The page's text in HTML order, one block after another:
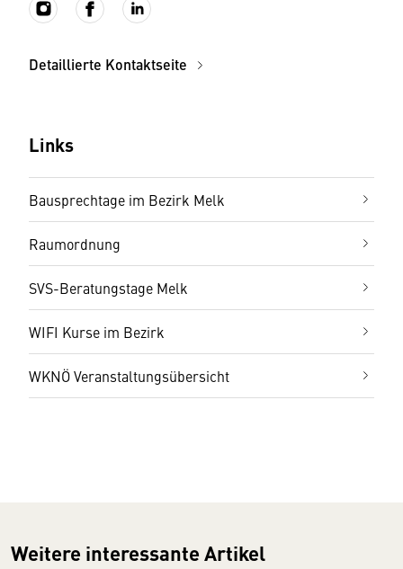
Detaillierte Kontaktseite
Links
Bausprechtage im Bezirk Melk
Raumordnung
SVS-Beratungstage Melk
WIFI Kurse im Bezirk
WKNÖ Veranstaltungsübersicht
Weitere interessante Artikel